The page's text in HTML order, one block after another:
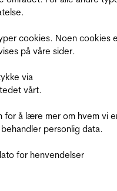
cookies. Noen cookies
på våre sider.
via
vårt.
for å lære mer om hvem vi
personlig data.
for henvendelser